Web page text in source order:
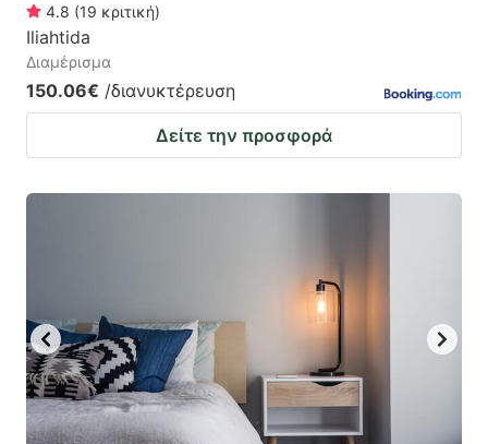
4.8 (19 κριτική)
Iliahtida
Διαμέρισμα
150.06€ /διανυκτέρευση
Δείτε την προσφορά